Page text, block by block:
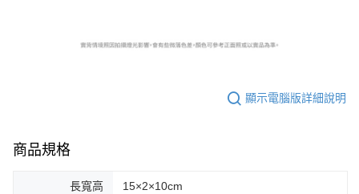
顯示電腦版詳細說明
商品規格
長寬高 15×2×10cm